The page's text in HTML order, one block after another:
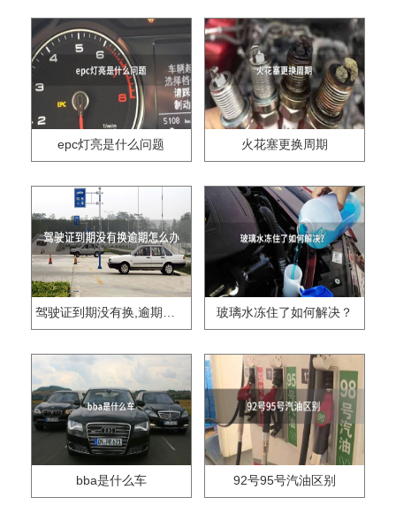
epc灯亮是什么问题 火花塞更换周期
驾驶证到期没有换,逾期怎么办?? 玻璃水冻住了如何解决？
bba是什么车 92号95号汽油区别